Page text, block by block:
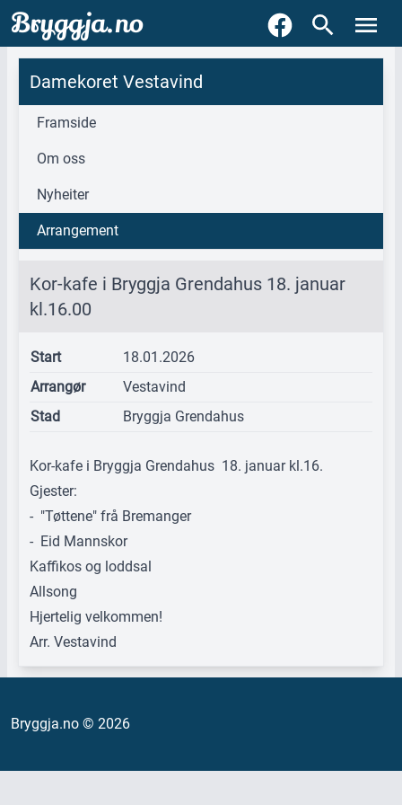
Bryggja.no
Damekoret Vestavind
Framside
Om oss
Nyheiter
Arrangement
Kor-kafe i Bryggja Grendahus 18. januar
kl.16.00
Start
18.01.2026
Arrangør
Vestavind
Stad
Bryggja Grendahus
Kor-kafe i Bryggja Grendahus 18. januar kl.16.
Gjester:
- "Tøttene" frå Bremanger
- Eid Mannskor
Kaffikos og loddsal
Allsong
Hjertelig velkommen!
Arr. Vestavind
Bryggja.no © 2026